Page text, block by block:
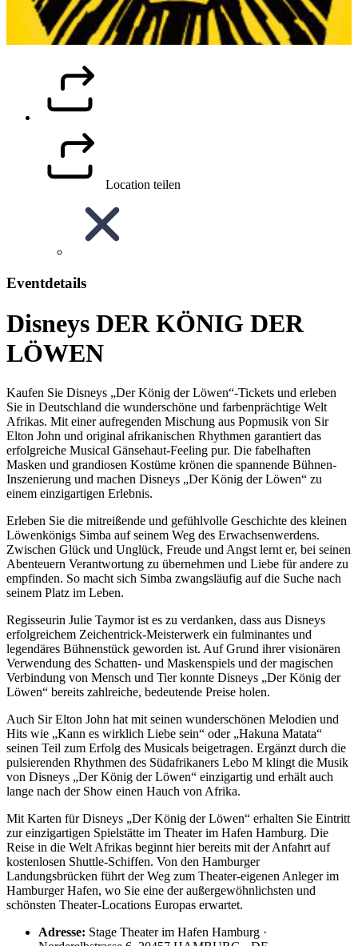
Location teilen
Eventdetails
Disneys DER KÖNIG DER
LÖWEN
Kaufen Sie Disneys „Der König der Löwen“-Tickets und erleben
Sie in Deutschland die wunderschöne und farbenprächtige Welt
Afrikas. Mit einer aufregenden Mischung aus Popmusik von Sir
Elton John und original afrikanischen Rhythmen garantiert das
erfolgreiche Musical Gänsehaut-Feeling pur. Die fabelhaften
Masken und grandiosen Kostüme krönen die spannende Bühnen-
Inszenierung und machen Disneys „Der König der Löwen“ zu
einem einzigartigen Erlebnis.
Erleben Sie die mitreißende und gefühlvolle Geschichte des kleinen
Löwenkönigs Simba auf seinem Weg des Erwachsenwerdens.
Zwischen Glück und Unglück, Freude und Angst lernt er, bei seinen
Abenteuern Verantwortung zu übernehmen und Liebe für andere zu
empfinden. So macht sich Simba zwangsläufig auf die Suche nach
seinem Platz im Leben.
Regisseurin Julie Taymor ist es zu verdanken, dass aus Disneys
erfolgreichem Zeichentrick-Meisterwerk ein fulminantes und
legendäres Bühnenstück geworden ist. Auf Grund ihrer visionären
Verwendung des Schatten- und Maskenspiels und der magischen
Verbindung von Mensch und Tier konnte Disneys „Der König der
Löwen“ bereits zahlreiche, bedeutende Preise holen.
Auch Sir Elton John hat mit seinen wunderschönen Melodien und
Hits wie „Kann es wirklich Liebe sein“ oder „Hakuna Matata“
seinen Teil zum Erfolg des Musicals beigetragen. Ergänzt durch die
pulsierenden Rhythmen des Südafrikaners Lebo M klingt die Musik
von Disneys „Der König der Löwen“ einzigartig und erhält auch
lange nach der Show einen Hauch von Afrika.
Mit Karten für Disneys „Der König der Löwen“ erhalten Sie Eintritt
zur einzigartigen Spielstätte im Theater im Hafen Hamburg. Die
Reise in die Welt Afrikas beginnt hier bereits mit der Anfahrt auf
kostenlosen Shuttle-Schiffen. Von den Hamburger
Landungsbrücken führt der Weg zum Theater-eigenen Anleger im
Hamburger Hafen, wo Sie eine der außergewöhnlichsten und
schönsten Theater-Locations Europas erwartet.
Adresse: Stage Theater im Hafen Hamburg ·